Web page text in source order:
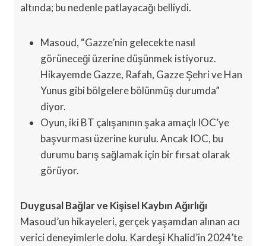
altında; bu nedenle patlayacağı belliydi.
Masoud, “Gazze’nin gelecekte nasıl
görüneceği üzerine düşünmek istiyoruz.
Hikayemde Gazze, Rafah, Gazze Şehri ve Han
Yunus gibi bölgelere bölünmüş durumda”
diyor.
Oyun, iki BT çalışanının şaka amaçlı IOC’ye
başvurması üzerine kurulu. Ancak IOC, bu
durumu barış sağlamak için bir fırsat olarak
görüyor.
Duygusal Bağlar ve Kişisel Kaybın Ağırlığı
Masoud’un hikayeleri, gerçek yaşamdan alınan acı
verici deneyimlerle dolu. Kardeşi Khalid’in 2024’te